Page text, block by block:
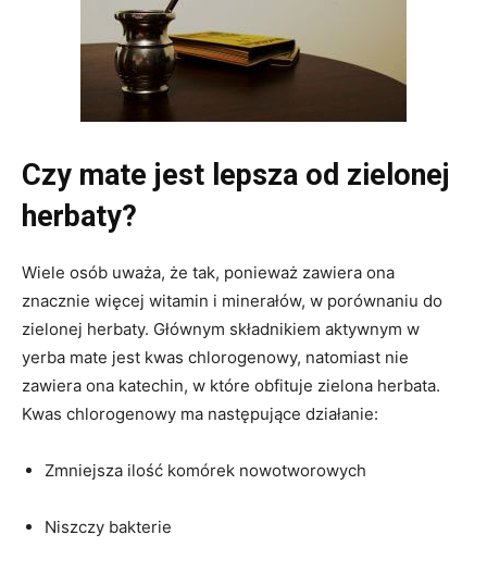
Czy mate jest lepsza od zielonej
herbaty?
Wiele osób uważa, że tak, ponieważ zawiera ona
znacznie więcej witamin i minerałów, w porównaniu do
zielonej herbaty. Głównym składnikiem aktywnym w
yerba mate jest kwas chlorogenowy, natomiast nie
zawiera ona katechin, w które obfituje zielona herbata.
Kwas chlorogenowy ma następujące działanie:
Zmniejsza ilość komórek nowotworowych
Niszczy bakterie